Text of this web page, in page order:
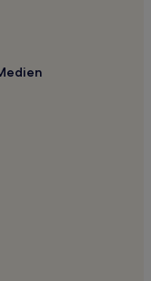
Juliet